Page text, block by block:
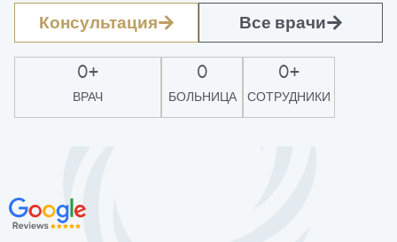
Консультация Все врачи
ВРАЧ
0+
БОЛЬНИЦА
0
СОТРУДНИКИ
0+